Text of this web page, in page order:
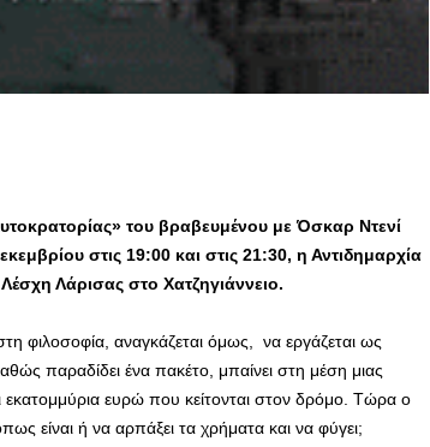
του βραβευμένου με Όσκαρ Ντενί
στις 19:00 και στις 21:30, η Αντιδημαρχία
Λάρισας στο Χατζηγιάννειο.
φιλοσοφία, αναγκάζεται όμως, να εργάζεται ως
παραδίδει ένα πακέτο, μπαίνει στη μέση μιας
εκατομμύρια ευρώ που κείτονται στον δρόμο. Τώρα ο
είναι ή να αρπάξει τα χρήματα και να φύγει;